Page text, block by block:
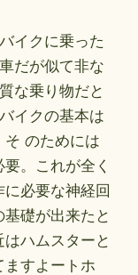
イクに乗った
だが似て非な
な乗り物だと
イクの基本は
そ のためには
。これが全く
必要な神経回
礎が出来たと
ハムスターと
ますよートホ